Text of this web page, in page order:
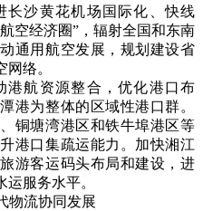
长沙黄花机场国际化、快线
空经济圈”，辐射全国和东南
通用航空发展，规划建设省
络。
港航资源整合，优化港口布
港为整体的区域性港口群。
铜塘湾港区和铁牛埠港区等
港口集疏运能力。加快湘江
游客运码头布局和建设，进
服务水平。
物流协同发展